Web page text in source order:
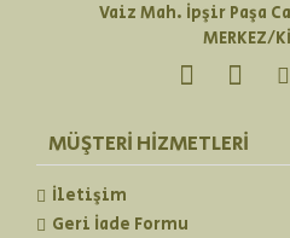
Vaiz Mah. İpşir Paşa
MERKEZ/
MÜŞTERI HIZMETLERI
İletişim
Geri İade Formu